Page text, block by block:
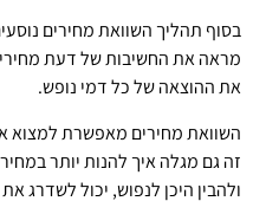
בסוף תהליך השוואת מחירים
מראה את החשיבות של דעת
את ההוצאה של כל דמי נופש.
השוואת מחירים מאפשרת למצוא
זה גם מגלה איך להנות יותר
ולהבין היכן לנפוש, יכול לשדרג